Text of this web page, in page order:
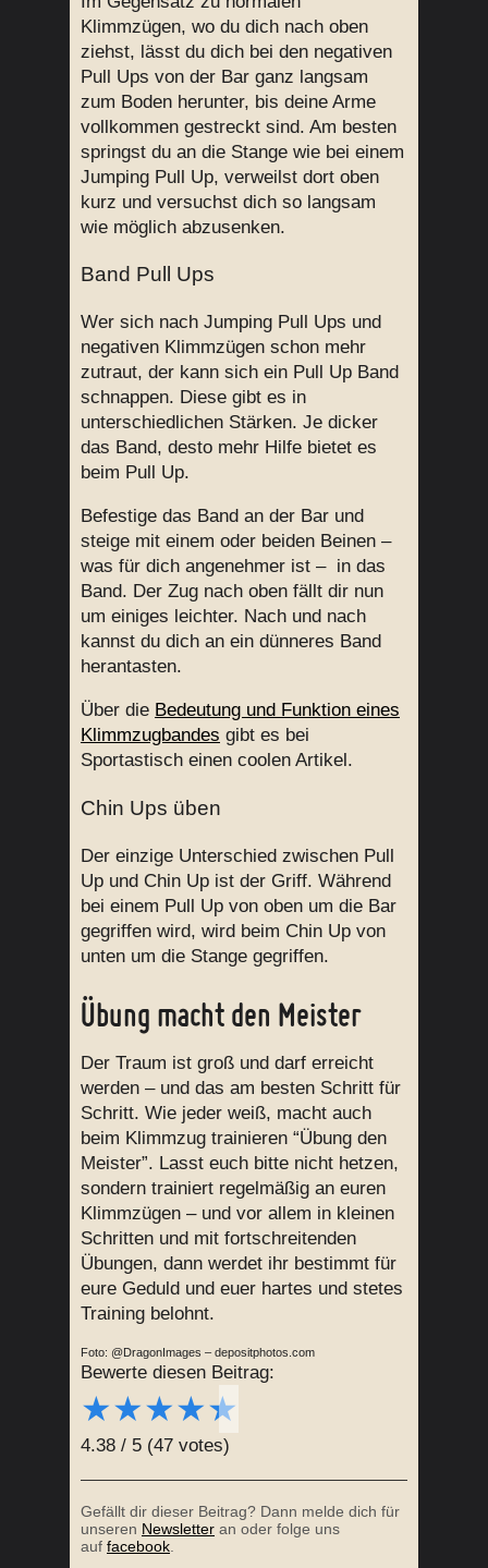
Klimmzügen, wo du dich nach oben
ziehst, lässt du dich bei den negativen
Pull Ups von der Bar ganz langsam
zum Boden herunter, bis deine Arme
vollkommen gestreckt sind. Am besten
springst du an die Stange wie bei einem
Jumping Pull Up, verweilst dort oben
kurz und versuchst dich so langsam
wie möglich abzusenken.
Band Pull Ups
Wer sich nach Jumping Pull Ups und
negativen Klimmzügen schon mehr
zutraut, der kann sich ein Pull Up Band
schnappen. Diese gibt es in
unterschiedlichen Stärken. Je dicker
das Band, desto mehr Hilfe bietet es
beim Pull Up.
Befestige das Band an der Bar und
steige mit einem oder beiden Beinen –
was für dich angenehmer ist – in das
Band. Der Zug nach oben fällt dir nun
um einiges leichter. Nach und nach
kannst du dich an ein dünneres Band
herantasten.
Über die Bedeutung und Funktion eines
Klimmzugbandes gibt es bei
Sportastisch einen coolen Artikel.
Chin Ups üben
Der einzige Unterschied zwischen Pull
Up und Chin Up ist der Griff. Während
bei einem Pull Up von oben um die Bar
gegriffen wird, wird beim Chin Up von
unten um die Stange gegriffen.
Übung macht den Meister
Der Traum ist groß und darf erreicht
werden – und das am besten Schritt für
Schritt. Wie jeder weiß, macht auch
beim Klimmzug trainieren “Übung den
Meister”. Lasst euch bitte nicht hetzen,
sondern trainiert regelmäßig an euren
Klimmzügen – und vor allem in kleinen
Schritten und mit fortschreitenden
Übungen, dann werdet ihr bestimmt für
eure Geduld und euer hartes und stetes
Training belohnt.
Foto: @DragonImages – depositphotos.com
Bewerte diesen Beitrag:
★★★★★
4.38 / 5 (47 votes)
Gefällt dir dieser Beitrag? Dann melde dich für
unseren Newsletter an oder folge uns
auf facebook.